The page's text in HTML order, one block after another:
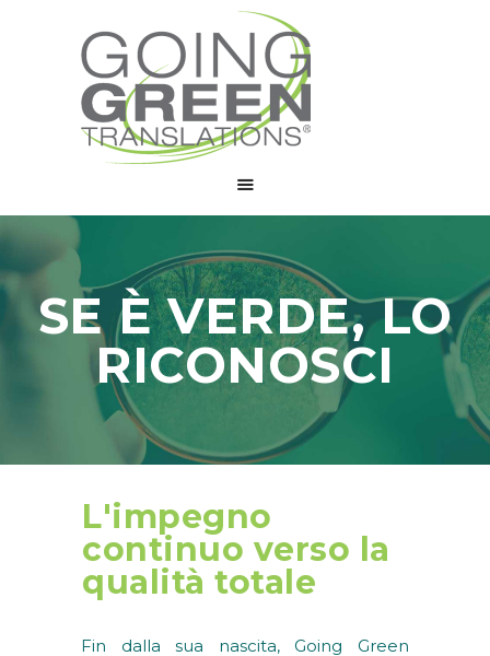
SE È VERDE, LO
RICONOSCI
CHI SIAMO
CONTATTI
L'impegno
continuo verso la
qualità totale
Fin dalla sua nascita, Going Green